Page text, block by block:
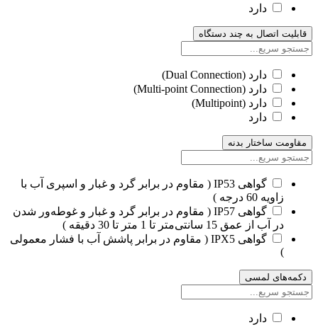
دارد
قابلیت اتصال به چند دستگاه
دارد (Dual Connection)
دارد (Multi-point Connection)
دارد (Multipoint)
دارد
مقاومت ساختار بدنه
گواهی IP53 ( مقاوم در برابر گرد و غبار و اسپری آب با
زاویه 60 درجه )
گواهی IP57 ( مقاوم در برابر گرد و غبار و غوطه‌ور شدن
در آب از عمق 15 سانتی‌متر تا 1 متر تا 30 دقیقه )
گواهی IPX5 ( مقاوم در برابر پاشش آب با فشار معمولی
)
دکمه‌های لمسی
دارد